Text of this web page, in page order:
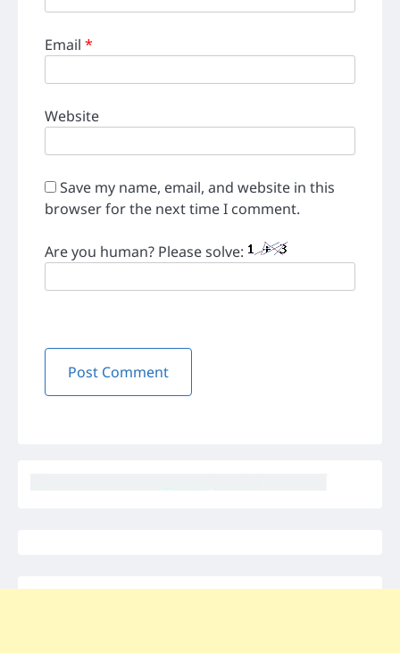
Email *
Website
Save my name, email, and website in this
browser for the next time I comment.
Are you human? Please solve: